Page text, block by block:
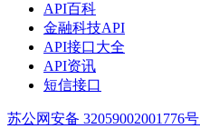
API百科
金融科技API
API接口大全
API资讯
短信接口
苏公网安备 32059002001776号